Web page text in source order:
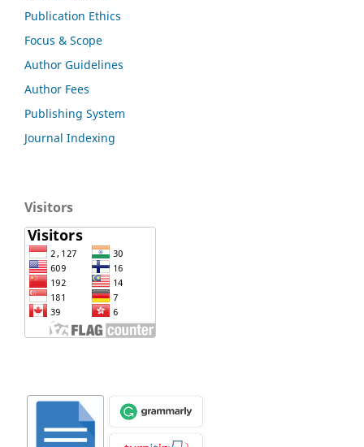
Publication Ethics
Focus & Scope
Author Guidelines
Author Fees
Publishing System
Journal Indexing
Visitors